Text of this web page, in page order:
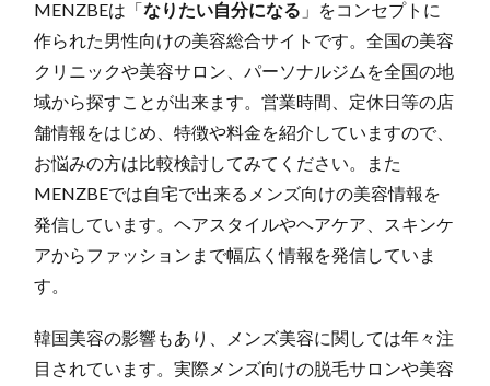
MENZBEは「なりたい自分になる 」をコンセプトに
作られた男性向けの美容総合サイトです。全国の美容
クリニックや美容サロン、パーソナルジムを全国の地
域から探すことが出来ます。営業時間、定休日等の店
舗情報をはじめ、特徴や料金を紹介していますので、
お悩みの方は比較検討してみてください。また
MENZBEでは自宅で出来るメンズ向けの美容情報を
発信しています。ヘアスタイルやヘアケア、スキンケ
アからファッションまで幅広く情報を発信していま
す。
韓国美容の影響もあり、メンズ美容に関しては年々注
目されています。実際メンズ向けの脱毛サロンや美容